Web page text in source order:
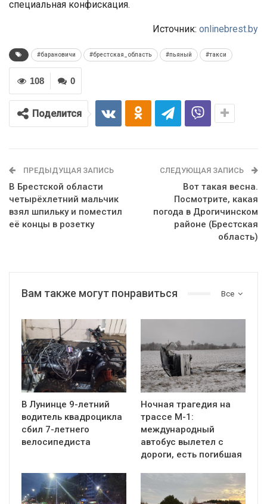
специальная конфискация.
Источник: onlinebrest.by
#барановичи #брестская_область #пьяный #такси
0
108
Поделится
ПРЕДЫДУЩАЯ ЗАПИСЬ
В Брестской области
четырёхлетний мальчик
взял шпильку и поместил
её концы в розетку
СЛЕДУЮЩАЯ ЗАПИСЬ
Вот такая весна.
Посмотрите, какая
погода в Дрогичинском
районе (Брестская
область)
Все
Вам также могут понравиться
В Лунинце 9-летний
водитель квадроцикла
сбил 7-летнего
велосипедиста
Ночная трагедия на
трассе М-1:
международный
автобус вылетел с
дороги, есть погибшая